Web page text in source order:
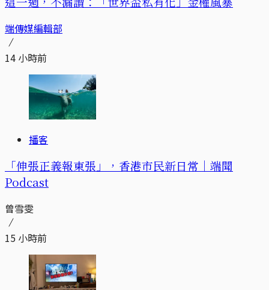
端傳媒編輯部
14 小時前
播客
「伸張正義報東張」，香港市民新日常｜端聞
Podcast
曾雪雯
15 小時前